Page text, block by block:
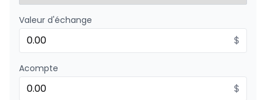
Financement sur 72 mois
Financement sur 72 mois
0.00 $ d'acompte • 0%
À partir de :
Valeur d'échange
$
Acompte
$